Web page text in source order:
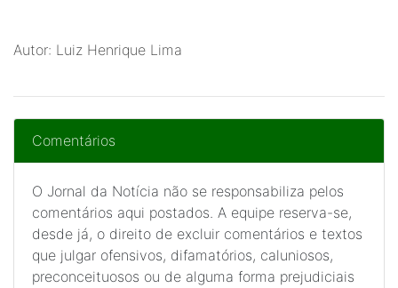
Autor: Luiz Henrique Lima
Comentários
O Jornal da Notícia não se responsabiliza pelos
comentários aqui postados. A equipe reserva-se,
desde já, o direito de excluir comentários e textos
que julgar ofensivos, difamatórios, caluniosos,
preconceituosos ou de alguma forma prejudiciais